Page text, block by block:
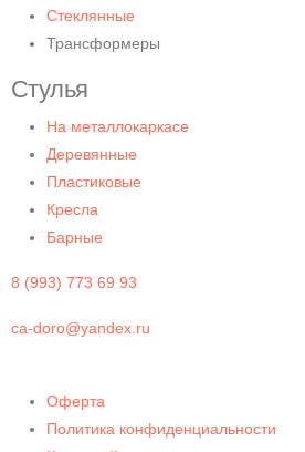
Стеклянные
Трансформеры
Стулья
На металлокаркасе
Деревянные
Пластиковые
Кресла
Барные
8 (993) 773 69 93
ca-doro@yandex.ru
Оферта
Политика конфиденциальности